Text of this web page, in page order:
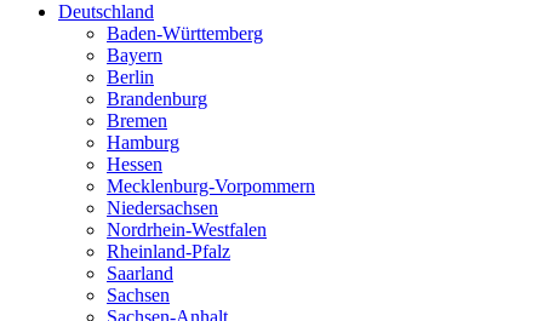
Deutschland
Baden-Württemberg
Bayern
Berlin
Brandenburg
Bremen
Hamburg
Hessen
Mecklenburg-Vorpommern
Niedersachsen
Nordrhein-Westfalen
Rheinland-Pfalz
Saarland
Sachsen